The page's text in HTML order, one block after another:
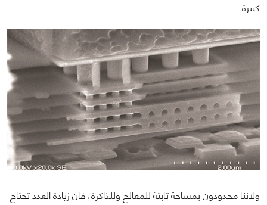
كبيرة.
ولاننا محدودون بمساحة ثابتة للمعالج وللذاكرة، فان زيادة العدد تحتاج